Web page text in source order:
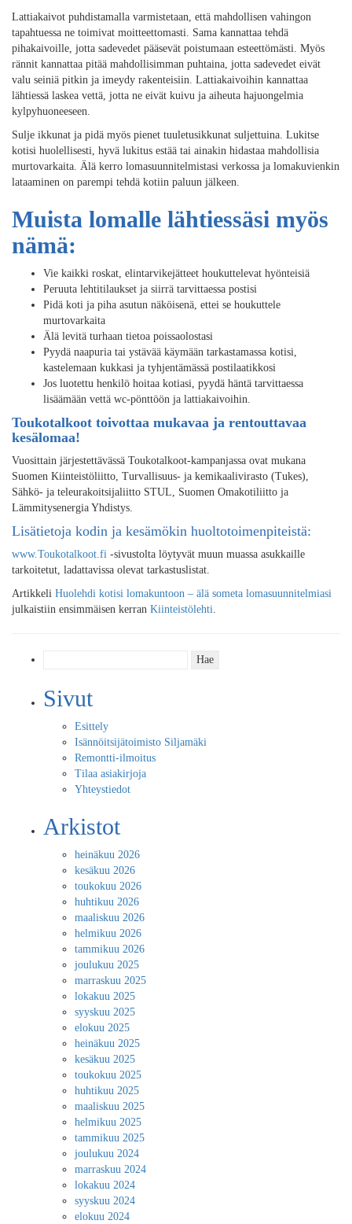
Lattiakaivot puhdistamalla varmistetaan, että mahdollisen vahingon
tapahtuessa ne toimivat moitteettomasti. Sama kannattaa tehdä
pihakaivoille, jotta sadevedet pääsevät poistumaan esteettömästi. Myös
rännit kannattaa pitää mahdollisimman puhtaina, jotta sadevedet eivät
valu seiniä pitkin ja imeydy rakenteisiin. Lattiakaivoihin kannattaa
lähtiessä laskea vettä, jotta ne eivät kuivu ja aiheuta hajuongelmia
kylpyhuoneeseen.
Sulje ikkunat ja pidä myös pienet tuuletusikkunat suljettuina. Lukitse
kotisi huolellisesti, hyvä lukitus estää tai ainakin hidastaa mahdollisia
murtovarkaita. Älä kerro lomasuunnitelmistasi verkossa ja lomakuvienkin
lataaminen on parempi tehdä kotiin paluun jälkeen.
Muista lomalle lähtiessäsi myös
nämä:
Vie kaikki roskat, elintarvikejätteet houkuttelevat hyönteisiä
Peruuta lehtitilaukset ja siirrä tarvittaessa postisi
Pidä koti ja piha asutun näköisenä, ettei se houkuttele
murtovarkaita
Älä levitä turhaan tietoa poissaolostasi
Pyydä naapuria tai ystävää käymään tarkastamassa kotisi,
kastelemaan kukkasi ja tyhjentämässä postilaatikkosi
Jos luotettu henkilö hoitaa kotiasi, pyydä häntä tarvittaessa
lisäämään vettä wc-pönttöön ja lattiakaivoihin.
Toukotalkoot toivottaa mukavaa ja rentouttavaa
kesälomaa!
Vuosittain järjestettävässä Toukotalkoot-kampanjassa ovat mukana
Suomen Kiinteistöliitto, Turvallisuus- ja kemikaalivirasto (Tukes),
Sähkö- ja teleurakoitsijaliitto STUL, Suomen Omakotiliitto ja
Lämmitysenergia Yhdistys.
Lisätietoja kodin ja kesämökin huoltotoimenpiteistä:
www.Toukotalkoot.fi -sivustolta löytyvät muun muassa asukkaille
tarkoitetut, ladattavissa olevat tarkastuslistat.
Artikkeli Huolehdi kotisi lomakuntoon – älä someta lomasuunnitelmiasi
julkaistiin ensimmäisen kerran Kiinteistölehti.
Sivut
Esittely
Isännöitsijätoimisto Siljamäki
Remontti-ilmoitus
Tilaa asiakirjoja
Yhteystiedot
Arkistot
heinäkuu 2026
kesäkuu 2026
toukokuu 2026
huhtikuu 2026
maaliskuu 2026
helmikuu 2026
tammikuu 2026
joulukuu 2025
marraskuu 2025
lokakuu 2025
syyskuu 2025
elokuu 2025
heinäkuu 2025
kesäkuu 2025
toukokuu 2025
huhtikuu 2025
maaliskuu 2025
helmikuu 2025
tammikuu 2025
joulukuu 2024
marraskuu 2024
lokakuu 2024
syyskuu 2024
elokuu 2024